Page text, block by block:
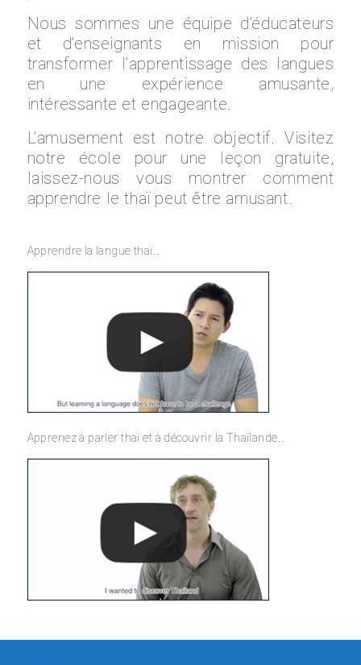
Nous sommes une équipe d’éducateurs
et d’enseignants en mission pour
transformer l’apprentissage des langues
en une expérience amusante,
intéressante et engageante.
L’amusement est notre objectif. Visitez
notre école pour une leçon gratuite,
laissez-nous vous montrer comment
apprendre le thaï peut être amusant.
Apprendre la langue thaï…
Apprenez à parler thaï et à découvrir la Thaïlande…